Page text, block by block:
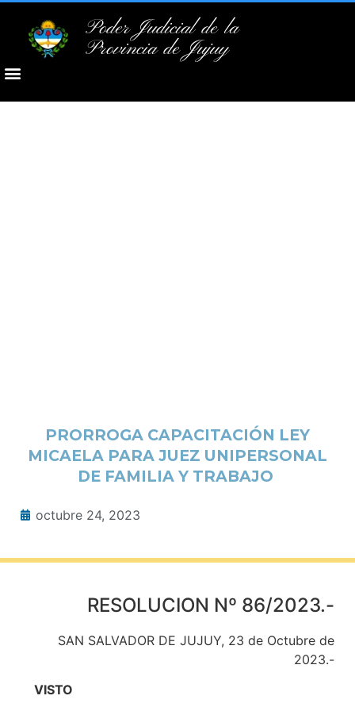
Poder Judicial de la
Provincia de Jujuy
PRORROGA CAPACITACIÓN LEY
MICAELA PARA JUEZ UNIPERSONAL
DE FAMILIA Y TRABAJO
octubre 24, 2023
RESOLUCION Nº 86/2023.-
SAN SALVADOR DE JUJUY, 23 de Octubre de
2023.-
VISTO